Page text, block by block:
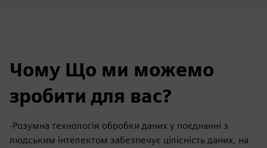
Чому Що ми можемо
зробити для вас?
-Розумна технологія обробки даних у поєднанні з
людським інтелектом забезпечує цілісність даних, на